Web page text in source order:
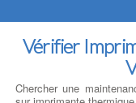
Vérifier
Chercher une